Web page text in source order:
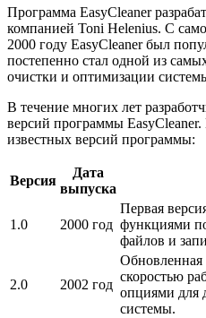
Программа EasyCleaner
компанией Toni Helenius. С
2000 году EasyCleaner был
постепенно стал одной из
очистки и оптимизации
В течение многих лет
версий программы
известных версий программы:
Версия
Дата
выпуска
1.0 2000 год
Первая
функциями
файлов и
2.0 2002 год
Обновленная
скоростью
опциями для
системы.